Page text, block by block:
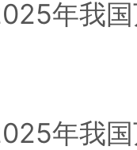
年我国
年我国